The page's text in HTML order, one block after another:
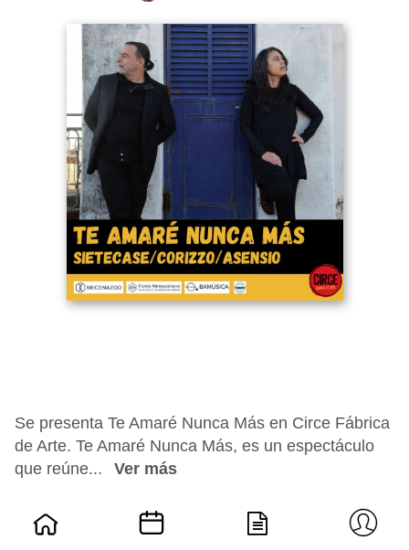
Se presenta Te Amaré Nunca Más en Circe Fábrica
de Arte. Te Amaré Nunca Más, es un espectáculo
que reúne...
Ver más